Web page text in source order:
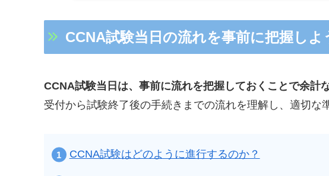
CCNA試験当日の流れを事前に把握しよ
CCNA試験当日は、事前に流れを把握しておくことで余計
受付から試験終了後の手続きまでの流れを理解し、適切な
CCNA試験はどのように進行するのか？